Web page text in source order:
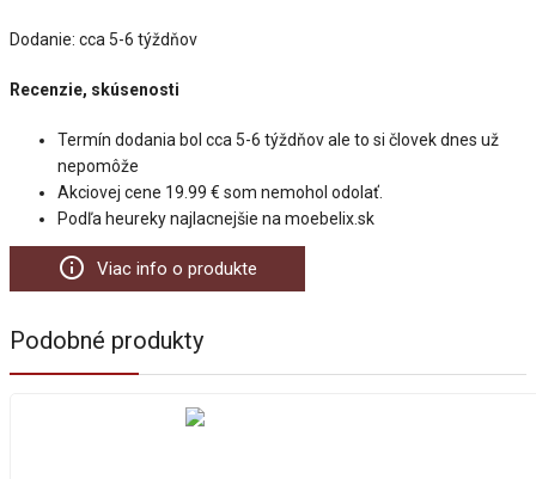
Dodanie: cca 5-6 týždňov
Recenzie, skúsenosti
Termín dodania bol cca 5-6 týždňov ale to si človek dnes už
nepomôže
Akciovej cene 19.99 € som nemohol odolať.
Podľa heureky najlacnejšie na moebelix.sk
info_outline Viac info o produkte
Podobné produkty